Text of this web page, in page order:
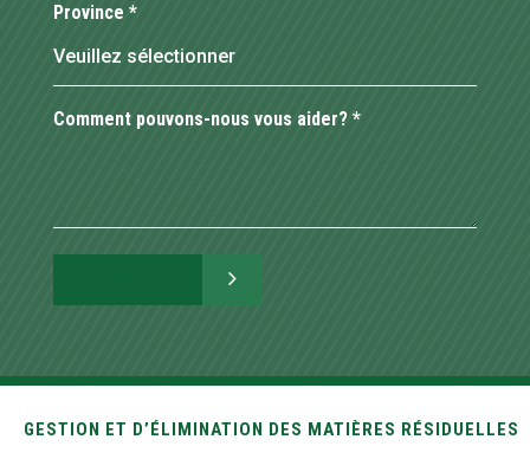
Province *
Comment pouvons-nous vous aider? *
GESTION ET D’ÉLIMINATION DES MATIÈRES RÉSIDUELLES